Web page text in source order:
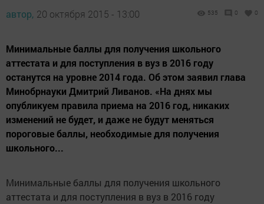
автор, 20 октября 2015 - 13:00 535 0 0
Минимальные баллы для получения школьного
аттестата и для поступления в вуз в 2016 году
останутся на уровне 2014 года. Об этом заявил глава
Минобрнауки Дмитрий Ливанов. «На днях мы
опубликуем правила приема на 2016 год, никаких
изменений не будет, и даже не будут меняться
пороговые баллы, необходимые для получения
школьного...
Минимальные баллы для получения школьного
аттестата и для поступления в вуз в 2016 году